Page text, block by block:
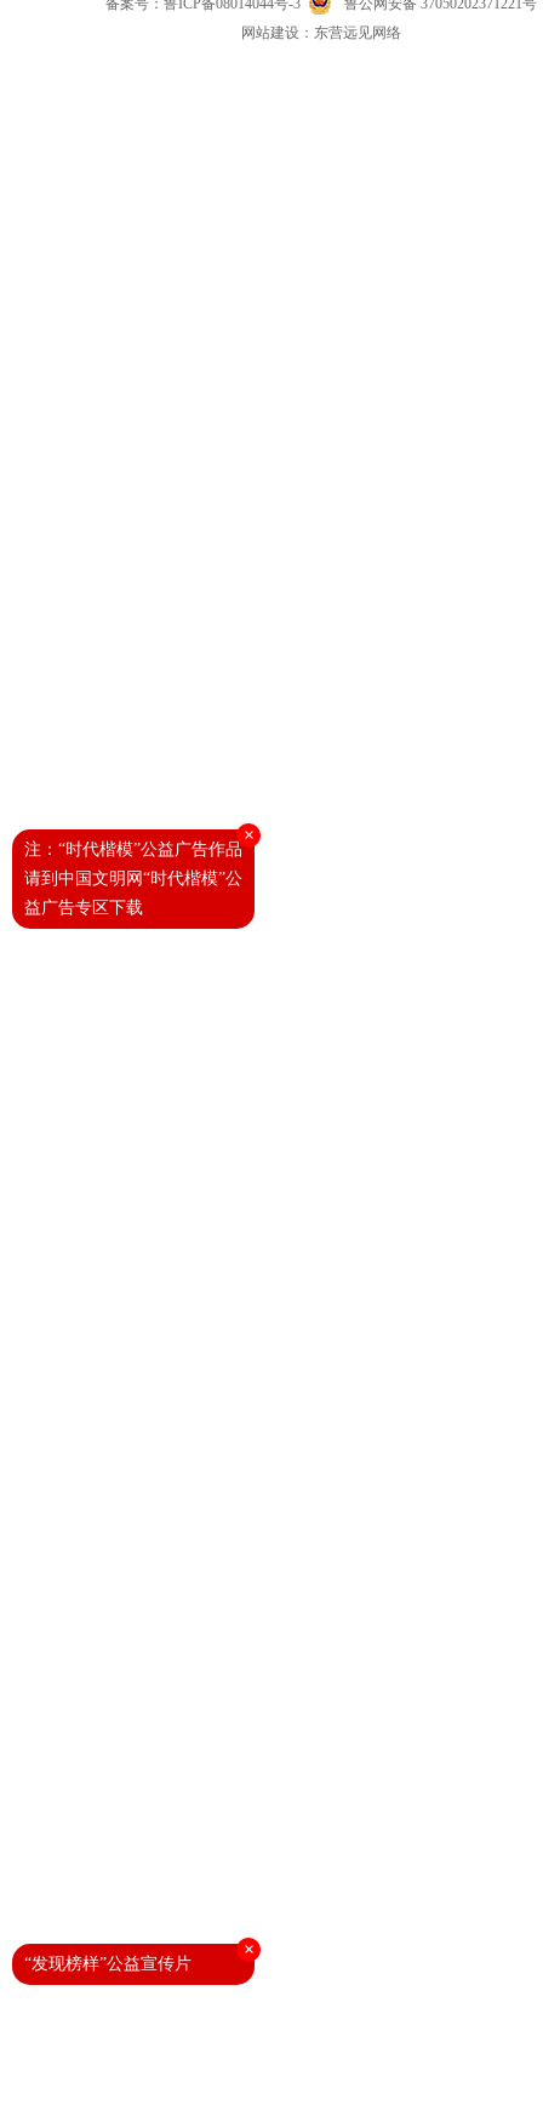
备案号： 鲁ICP备08014044号-3
鲁公网安备 37050202371221号
网站建设： 东营远见网络
×
注：“时代楷模”公益广告作品
请到中国文明网“时代楷模”公
益广告专区下载
×
“发现榜样”公益宣传片